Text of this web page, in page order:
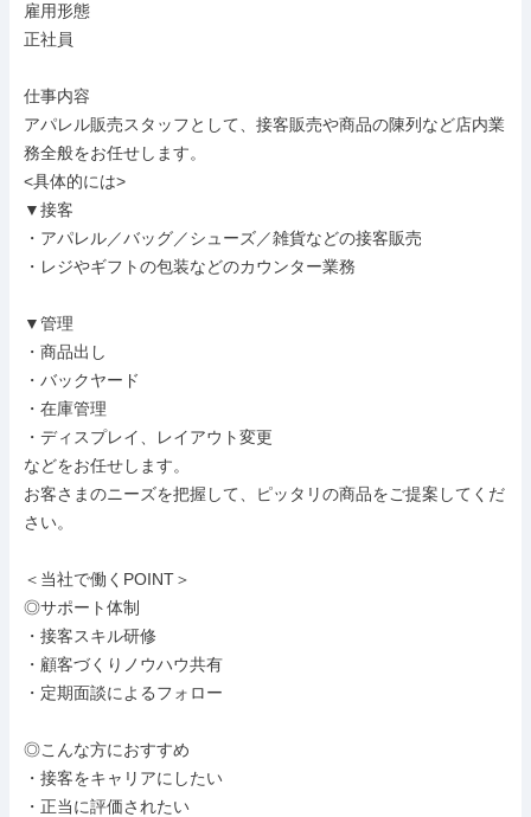
雇用形態
正社員
仕事内容
アパレル販売スタッフとして、接客販売や商品の陳列など店内業
務全般をお任せします。
<具体的には>
▼接客
・アパレル／バッグ／シューズ／雑貨などの接客販売
・レジやギフトの包装などのカウンター業務
▼管理
・商品出し
・バックヤード
・在庫管理
・ディスプレイ、レイアウト変更
などをお任せします。
お客さまのニーズを把握して、ピッタリの商品をご提案してくだ
さい。
＜当社で働くPOINT＞
◎サポート体制
・接客スキル研修
・顧客づくりノウハウ共有
・定期面談によるフォロー
◎こんな方におすすめ
・接客をキャリアにしたい
・正当に評価されたい